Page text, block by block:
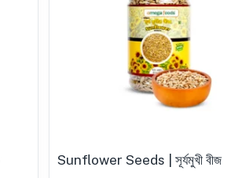
Sunflower Seeds | সূর্যমুখী বীজ